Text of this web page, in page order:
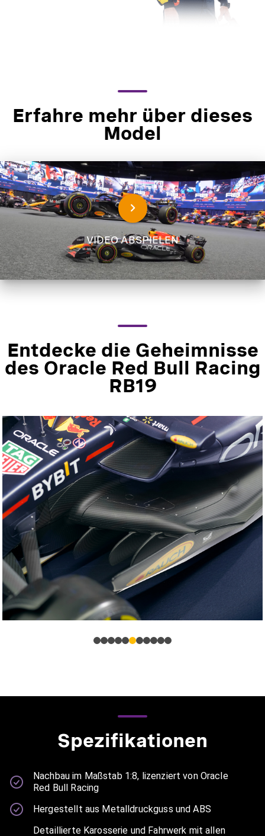
Erfahre mehr über dieses
Model
VIDEO ABSPIELEN
Entdecke die Geheimnisse
des Oracle Red Bull Racing
RB19
Spezifikationen
Nachbau im Maßstab 1:8, lizenziert von Oracle
Red Bull Racing
Hergestellt aus Metalldruckguss und ABS
Detaillierte Karosserie und Fahrwerk mit allen